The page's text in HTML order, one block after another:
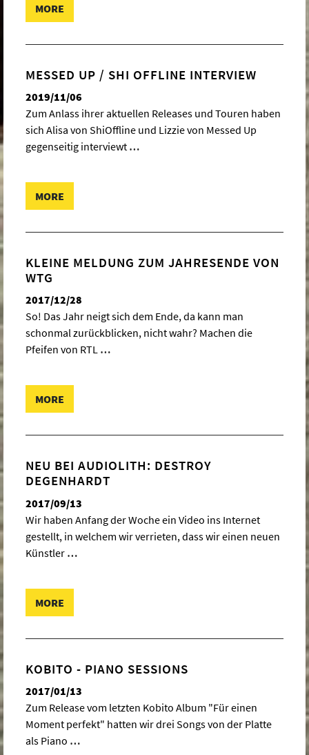
MORE
MESSED UP / SHI OFFLINE INTERVIEW
2019/11/06
Zum Anlass ihrer aktuellen Releases und Touren haben
sich Alisa von ShiOffline und Lizzie von Messed Up
gegenseitig interviewt …
MORE
KLEINE MELDUNG ZUM JAHRESENDE VON
WTG
2017/12/28
So! Das Jahr neigt sich dem Ende, da kann man
schonmal zurückblicken, nicht wahr? Machen die
Pfeifen von RTL …
MORE
NEU BEI AUDIOLITH: DESTROY
DEGENHARDT
2017/09/13
Wir haben Anfang der Woche ein Video ins Internet
gestellt, in welchem wir verrieten, dass wir einen neuen
Künstler …
MORE
KOBITO - PIANO SESSIONS
2017/01/13
Zum Release vom letzten Kobito Album "Für einen
Moment perfekt" hatten wir drei Songs von der Platte
als Piano …